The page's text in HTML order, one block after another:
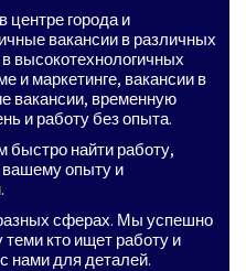
центре города и
вакансии в различных
высокотехнологичных
и маркетинге, вакансии в
вакансии, временную
и работу без опыта.
быстро найти работу,
вашему опыту и
сферах. Мы успешно
кто ищет работу и
нами для деталей.